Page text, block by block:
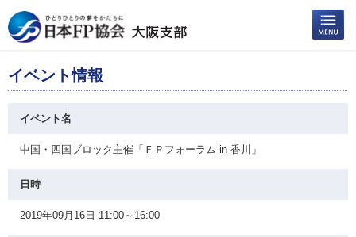
イベント情報
イベント名
中国・四国ブロック主催「ＦＰフォーラム in 香川」
日時
2019年09月16日 11:00～16:00